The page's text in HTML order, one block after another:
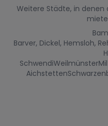
Weitere Städte, in
Barver, Dickel, Hemsloh,
SchwendiWeilmünster
Aichstetten